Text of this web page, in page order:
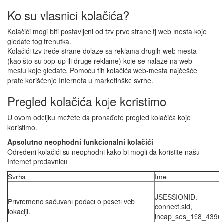
Ko su vlasnici kolačića?
Kolačići mogi biti postavljeni od tzv prve strane tj web mesta koje
gledate tog trenutka.
Kolačići tzv treće strane dolaze sa reklama drugih web mesta
(kao što su pop-up ili druge reklame) koje se nalaze na web
mestu koje gledate. Pomoću tih kolačića web-mesta najčešće
prate korišćenje Interneta u marketinške svrhe.
Pregled kolačića koje koristimo
U ovom odeljku možete da pronađete pregled kolačića koje
koristimo.
Apsolutno neophodni funkcionalni kolačići
Određeni kolačići su neophodni kako bi mogli da koristite našu
Internet prodavnicu
Svrha
Ime
Privremeno sačuvani podaci o poseti veb
lokaciji.
JSESSIONID,
connect.sid,